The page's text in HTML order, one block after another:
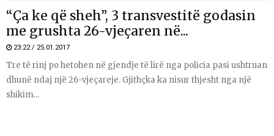
“Ça ke që sheh”, 3 transvestitë godasin
me grushta 26-vjeçaren në...
23:22 / 25.01.2017
Tre të rinj po hetohen në gjendje të lirë nga policia pasi ushtruan
dhunë ndaj një 26-vjeçareje. Gjithçka ka nisur thjesht nga një
shikim...